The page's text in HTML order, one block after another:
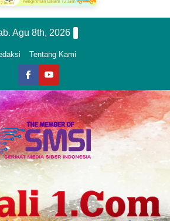
Agu 8th, 2026
Tentang Kami